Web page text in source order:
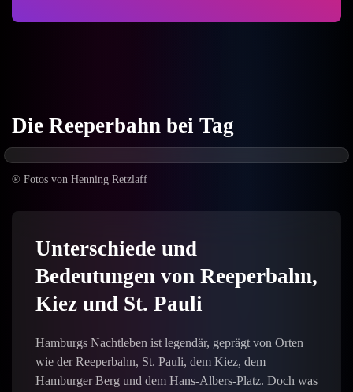
Die Reeperbahn bei Tag
® Fotos von Henning Retzlaff
Unterschiede und
Bedeutungen von Reeperbahn,
Kiez und St. Pauli
Hamburgs Nachtleben ist legendär, geprägt von Orten
wie der Reeperbahn, St. Pauli, dem Kiez, dem
Hamburger Berg und dem Hans-Albers-Platz. Doch was